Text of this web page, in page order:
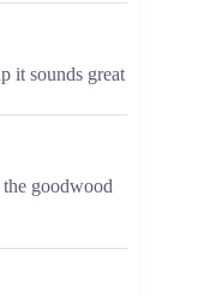
it sounds great
goodwood